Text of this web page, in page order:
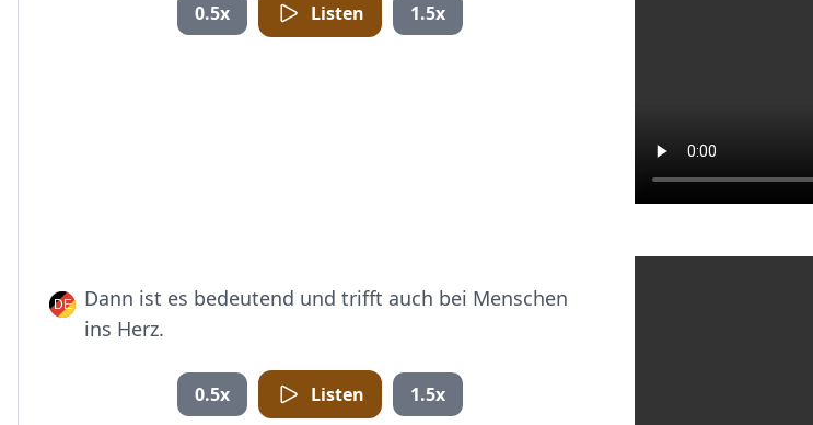
0.5x Listen 1.5x
Dann ist es bedeutend und trifft auch bei Menschen
ins Herz.
0.5x Listen 1.5x